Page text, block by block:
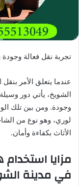
تجربة نقل فعالة
عندما يتعلق الأمر
الشويخ، يأتي دور
وجودة. ومن بين تلك
لوري، وهو نوع من
الأثاث بكفاءة وأمان.
مزايا
في مدينة